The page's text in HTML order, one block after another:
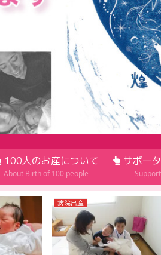
100人のお産について
About Birth of 100 people
サポー
病院出産